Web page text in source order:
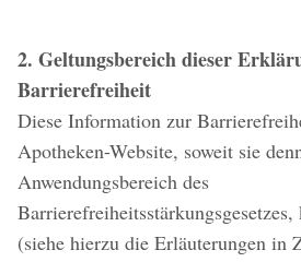
2. Geltungsbereich dieser
Barrierefreiheit
Diese Information zur
Apotheken-Website, soweit sie
Anwendungsbereich des
(siehe hierzu die Erläuterungen in